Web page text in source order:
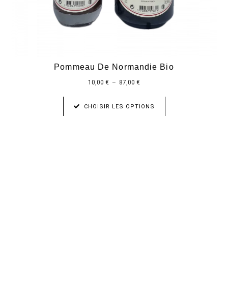
Pommeau De Normandie Bio
10,00 € – 87,00 €
CHOISIR LES OPTIONS